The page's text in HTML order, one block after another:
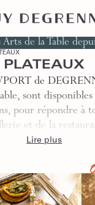
de la Table
PLATEAUX
de
sont disponibles
pour répondre à
et de la
Lire plus